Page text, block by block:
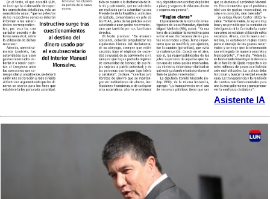
Asistente IA